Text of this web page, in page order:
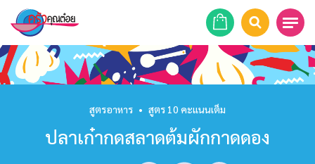
หน้าแรก
ร้านอาหาร
สูตรอาหาร • สูตร 10 คะแนนเต็ม
ปลาเก๋ากดสลาดต้มผักกาดดอง